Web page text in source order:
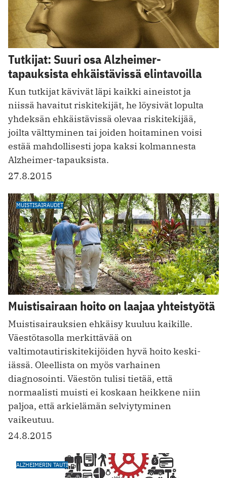
Tutkijat: Suuri osa Alzheimer-
tapauksista ehkäistävissä elintavoilla
Kun tutkijat kävivät läpi kaikki aineistot ja
niissä havaitut riskitekijät, he löysivät lopulta
yhdeksän ehkäistävissä olevaa riskitekijää,
joilta välttyminen tai joiden hoitaminen voisi
estää mahdollisesti jopa kaksi kolmannesta
Alzheimer-tapauksista.
27.8.2015
MUISTISAIRAUDET
Muistisairaan hoito on laajaa yhteistyötä
Muistisairauksien ehkäisy kuuluu kaikille.
Väestötasolla merkittävää on
valtimotautiriskitekijöiden hyvä hoito keski-
iässä. Oleellista on myös varhainen
diagnosointi. Väestön tulisi tietää, että
normaalisti muisti ei koskaan heikkene niin
paljoa, että arkielämän selviytyminen
vaikeutuu.
24.8.2015
ALZHEIMERIN TAUTI